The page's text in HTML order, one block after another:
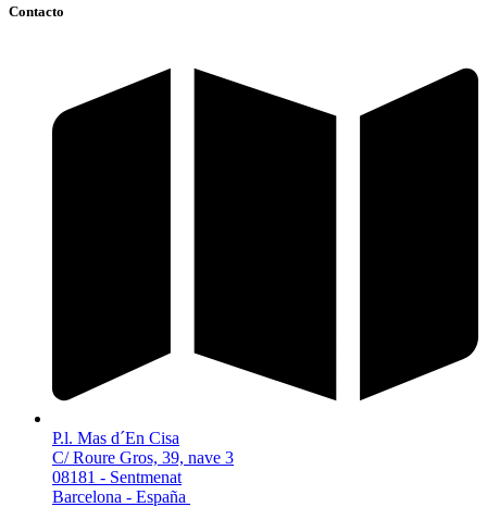
Contacto
P.l. Mas d´En Cisa
C/ Roure Gros, 39, nave 3
08181 - Sentmenat
Barcelona - España